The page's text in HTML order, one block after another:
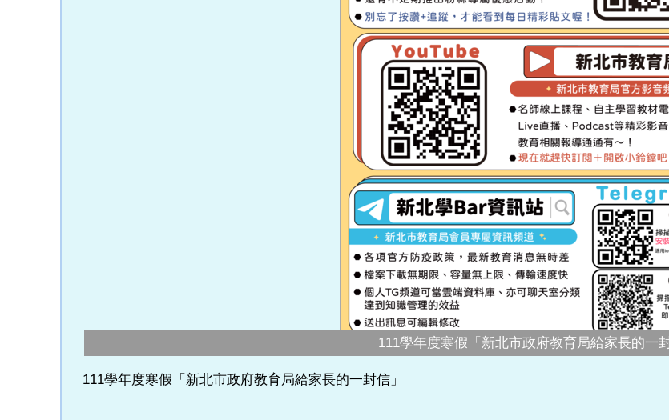
111學年度寒假「新北市政府教育局給家長的一封
111學年度寒假「新北市政府教育局給家長的一封信」